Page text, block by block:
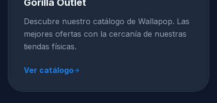
Gorilla Outlet
Descubre nuestro catálogo de Wallapop. Las
mejores ofertas con la cercanía de nuestras
tiendas físicas.
Ver catálogoarrow_forward